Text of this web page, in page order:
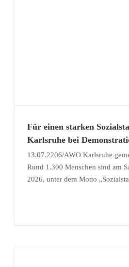
Für einen starken
Karlsruhe bei
13.07.2206/AWO Karlsruhe
Rund 1.300 Menschen sind am
2026, unter dem Motto